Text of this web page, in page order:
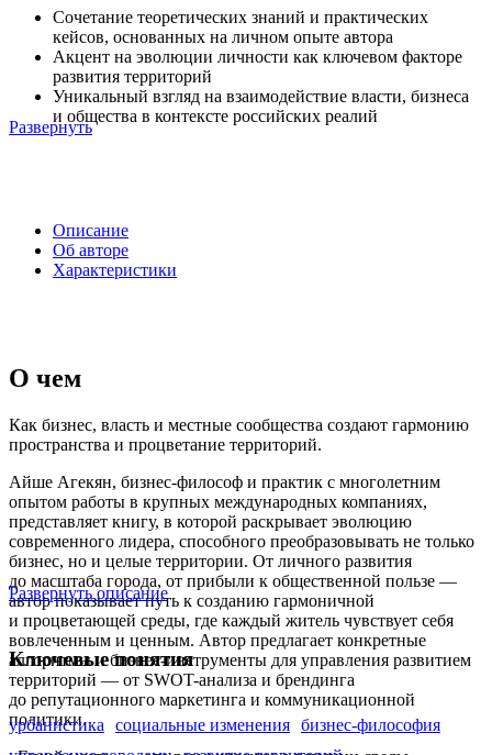
Сочетание теоретических знаний и практических
кейсов, основанных на личном опыте автора
Акцент на эволюции личности как ключевом факторе
развития территорий
Уникальный взгляд на взаимодействие власти, бизнеса
и общества в контексте российских реалий
Развернуть
Описание
Об авторе
Характеристики
О чем
Как бизнес, власть и местные сообщества создают гармонию
пространства и процветание территорий.
Айше Агекян, бизнес-философ и практик с многолетним
опытом работы в крупных международных компаниях,
представляет книгу, в которой раскрывает эволюцию
современного лидера, способного преобразовывать не только
бизнес, но и целые территории. От личного развития
до масштаба города, от прибыли к общественной пользе —
автор показывает путь к созданию гармоничной
и процветающей среды, где каждый житель чувствует себя
вовлеченным и ценным. Автор предлагает конкретные
алгоритмы и бизнес-инструменты для управления развитием
территорий — от SWOT-анализа и брендинга
до репутационного маркетинга и коммуникационной
политики.
Развернуть описание
Ключевые понятия
урбанистика социальные изменения бизнес-философия